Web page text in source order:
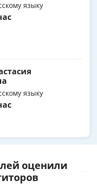
языку
языку
оценили